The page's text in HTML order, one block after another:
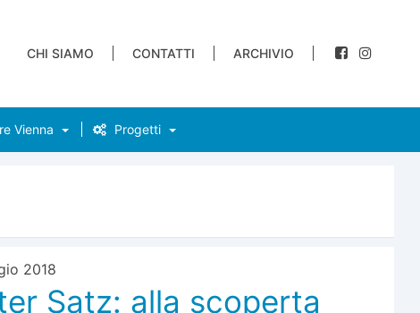
CHI SIAMO CONTATTI ARCHIVIO
Vienna Progetti
2018
Satz: alla scoperta